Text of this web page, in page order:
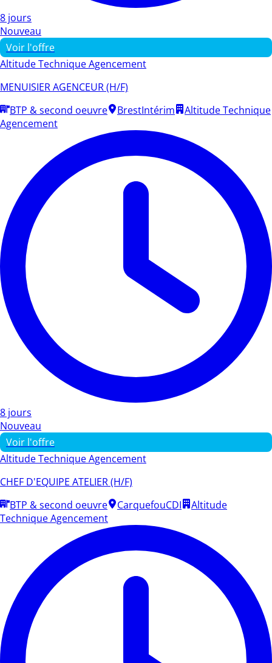
8 jours
Nouveau
Voir l'offre
Altitude Technique Agencement
MENUISIER AGENCEUR (H/F)
BTP & second oeuvre
BrestIntérim
Altitude Technique
Agencement
8 jours
Nouveau
Voir l'offre
Altitude Technique Agencement
CHEF D'EQUIPE ATELIER (H/F)
BTP & second oeuvre
CarquefouCDI
Altitude
Technique Agencement